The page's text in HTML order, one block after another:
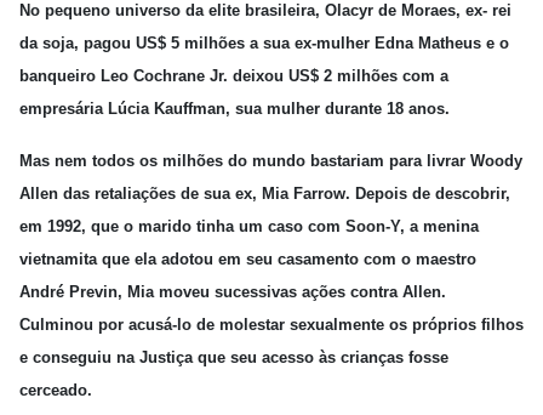
No pequeno universo da elite brasileira, Olacyr de Moraes, ex- rei
da soja, pagou US$ 5 milhões a sua ex-mulher Edna Matheus e o
banqueiro Leo Cochrane Jr. deixou US$ 2 milhões com a
empresária Lúcia Kauffman, sua mulher durante 18 anos.
Mas nem todos os milhões do mundo bastariam para livrar Woody
Allen das retaliações de sua ex, Mia Farrow. Depois de descobrir,
em 1992, que o marido tinha um caso com Soon-Y, a menina
vietnamita que ela adotou em seu casamento com o maestro
André Previn, Mia moveu sucessivas ações contra Allen.
Culminou por acusá-lo de molestar sexualmente os próprios filhos
e conseguiu na Justiça que seu acesso às crianças fosse
cerceado.